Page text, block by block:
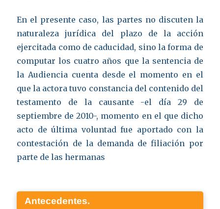
En el presente caso, las partes no discuten la
naturaleza jurídica del plazo de la acción
ejercitada como de caducidad, sino la forma de
computar los cuatro años que la sentencia de
la Audiencia cuenta desde el momento en el
que la actora tuvo constancia del contenido del
testamento de la causante -el día 29 de
septiembre de 2010-, momento en el que dicho
acto de última voluntad fue aportado con la
contestación de la demanda de filiación por
parte de las hermanas
Antecedentes.